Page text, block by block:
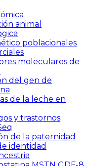
animal
poblacionales
moleculares de
del gen de
de la leche en
y trastornos
de la paternidad
identidad